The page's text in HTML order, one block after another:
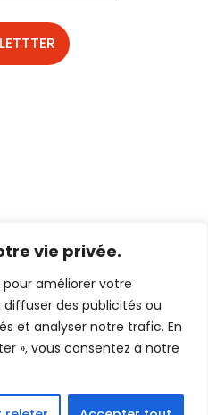
vie privée.
pour améliorer votre
des publicités ou
et analyser notre trafic. En
», vous consentez à notre
studio